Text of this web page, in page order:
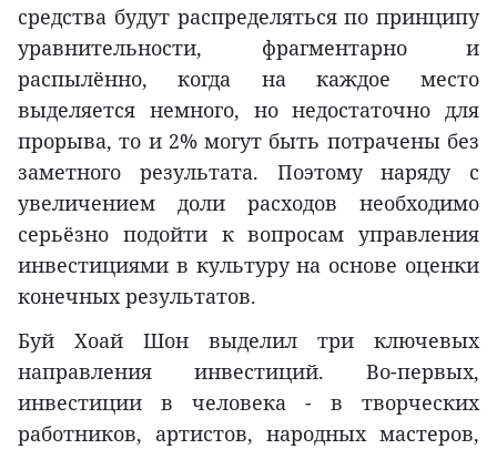
средства будут распределяться по принципу
уравнительности, фрагментарно и
распылённо, когда на каждое место
выделяется немного, но недостаточно для
прорыва, то и 2% могут быть потрачены без
заметного результата. Поэтому наряду с
увеличением доли расходов необходимо
серьёзно подойти к вопросам управления
инвестициями в культуру на основе оценки
конечных результатов.
Буй Хоай Шон выделил три ключевых
направления инвестиций. Во-первых,
инвестиции в человека - в творческих
работников, артистов, народных мастеров,